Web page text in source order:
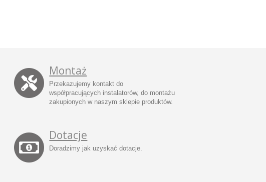
Montaż
Przekazujemy kontakt do
współpracujących instalatorów, do montażu
zakupionych w naszym sklepie produktów.
Dotacje
Doradzimy jak uzyskać dotacje.